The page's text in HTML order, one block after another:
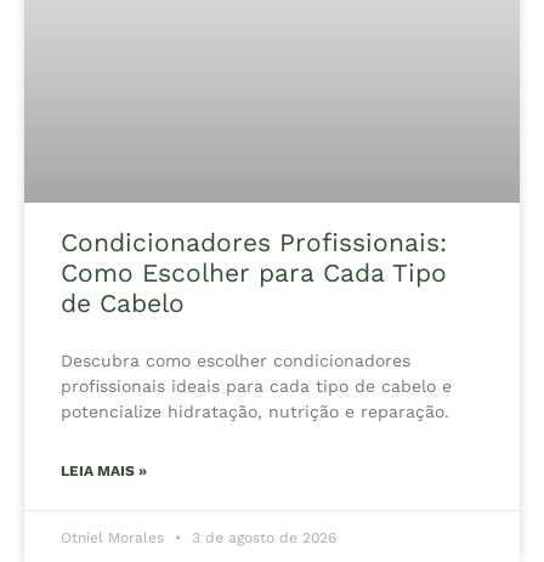
Condicionadores Profissionais:
Como Escolher para Cada Tipo
de Cabelo
Descubra como escolher condicionadores
profissionais ideais para cada tipo de cabelo e
potencialize hidratação, nutrição e reparação.
LEIA MAIS »
Otniel Morales 3 de agosto de 2026